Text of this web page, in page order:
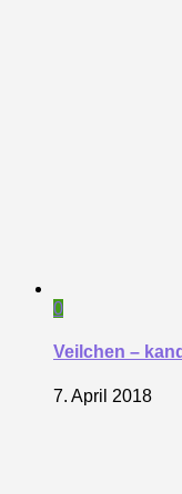
0
Veilchen –
7. April 2018